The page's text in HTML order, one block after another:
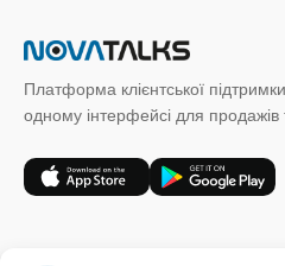
Платформа клієнтської
одному інтерфейсі для продажів